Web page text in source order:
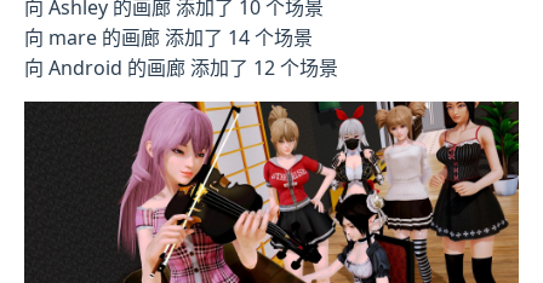
向 Ashley 的画廊 添加了 10 个场景
向 mare 的画廊 添加了 14 个场景
向 Android 的画廊 添加了 12 个场景